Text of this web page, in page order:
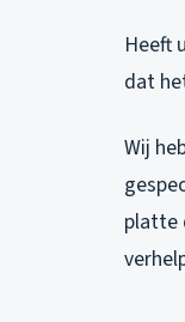
Heeft
dat
Wij
platte